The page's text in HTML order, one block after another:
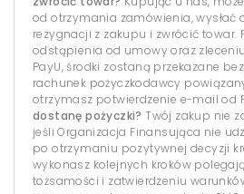
od otrzymania zamówienia, wysłać
rezygnacji z zakupu i zwrócić towar.
odstąpienia od umowy oraz
PayU, środki zostaną przekazane
rachunek pożyczkodawcy
otrzymasz potwierdzenie e-mail od
dostanę pożyczki? Twój zakup nie
jeśli Organizacja Finansująca nie
po otrzymaniu pozytywnej decyzji
wykonasz kolejnych kroków
tożsamości i zatwierdzeniu